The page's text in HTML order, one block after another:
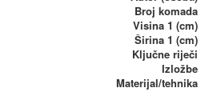
Broj komada
Visina 1 (cm)
Širina 1 (cm)
Ključne riječi
Izložbe
Materijal/tehnika